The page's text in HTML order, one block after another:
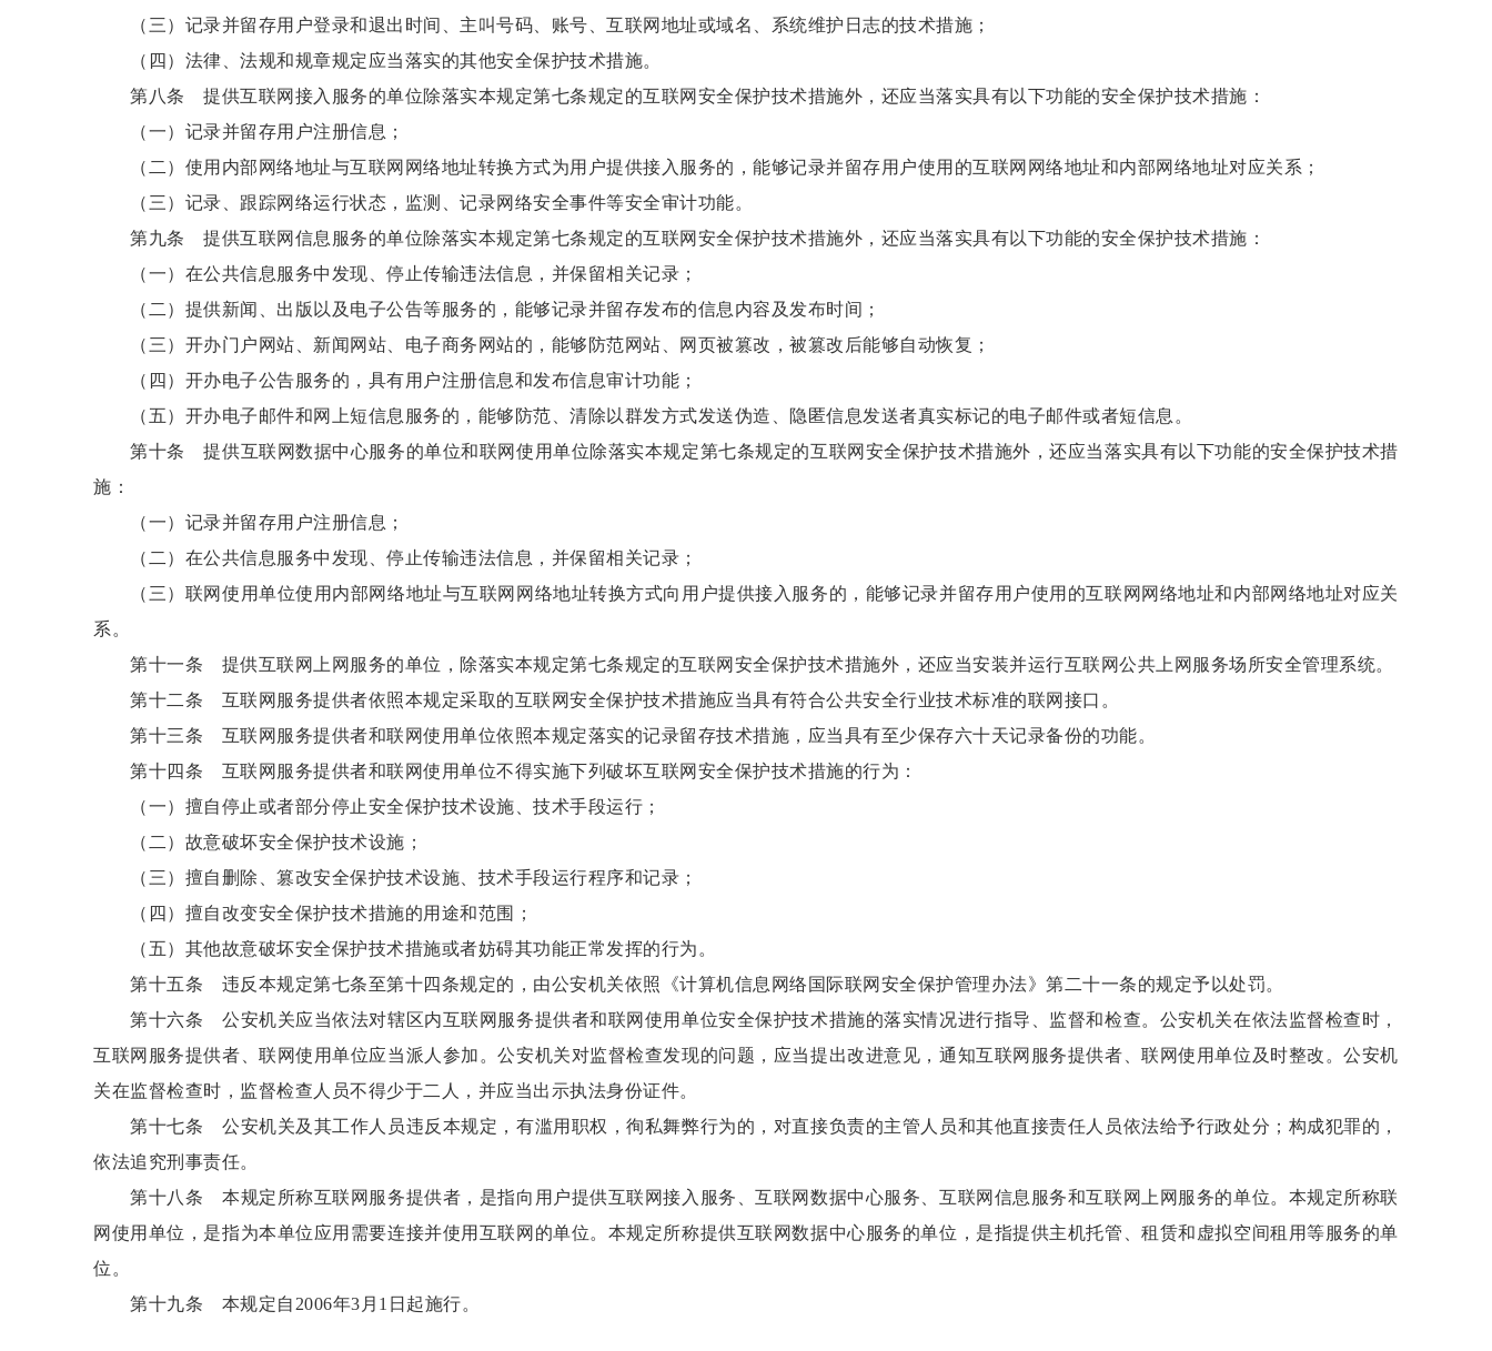
（三）记录并留存用户登录和退出时间、主叫号码、账号、互联网地址或域名、系统维护日志的技术措施；
（四）法律、法规和规章规定应当落实的其他安全保护技术措施。
第八条 提供互联网接入服务的单位除落实本规定第七条规定的互联网安全保护技术措施外，还应当落实具有以下功能的安全保护技术措施：
（一）记录并留存用户注册信息；
（二）使用内部网络地址与互联网网络地址转换方式为用户提供接入服务的，能够记录并留存用户使用的互联网网络地址和内部网络地址对应关系；
（三）记录、跟踪网络运行状态，监测、记录网络安全事件等安全审计功能。
第九条 提供互联网信息服务的单位除落实本规定第七条规定的互联网安全保护技术措施外，还应当落实具有以下功能的安全保护技术措施：
（一）在公共信息服务中发现、停止传输违法信息，并保留相关记录；
（二）提供新闻、出版以及电子公告等服务的，能够记录并留存发布的信息内容及发布时间；
（三）开办门户网站、新闻网站、电子商务网站的，能够防范网站、网页被篡改，被篡改后能够自动恢复；
（四）开办电子公告服务的，具有用户注册信息和发布信息审计功能；
（五）开办电子邮件和网上短信息服务的，能够防范、清除以群发方式发送伪造、隐匿信息发送者真实标记的电子邮件或者短信息。
第十条 提供互联网数据中心服务的单位和联网使用单位除落实本规定第七条规定的互联网安全保护技术措施外，还应当落实具有以下功能的安全保护技术措
施：
（一）记录并留存用户注册信息；
（二）在公共信息服务中发现、停止传输违法信息，并保留相关记录；
（三）联网使用单位使用内部网络地址与互联网网络地址转换方式向用户提供接入服务的，能够记录并留存用户使用的互联网网络地址和内部网络地址对应关
系。
第十一条 提供互联网上网服务的单位，除落实本规定第七条规定的互联网安全保护技术措施外，还应当安装并运行互联网公共上网服务场所安全管理系统。
第十二条 互联网服务提供者依照本规定采取的互联网安全保护技术措施应当具有符合公共安全行业技术标准的联网接口。
第十三条 互联网服务提供者和联网使用单位依照本规定落实的记录留存技术措施，应当具有至少保存六十天记录备份的功能。
第十四条 互联网服务提供者和联网使用单位不得实施下列破坏互联网安全保护技术措施的行为：
（一）擅自停止或者部分停止安全保护技术设施、技术手段运行；
（二）故意破坏安全保护技术设施；
（三）擅自删除、篡改安全保护技术设施、技术手段运行程序和记录；
（四）擅自改变安全保护技术措施的用途和范围；
（五）其他故意破坏安全保护技术措施或者妨碍其功能正常发挥的行为。
第十五条 违反本规定第七条至第十四条规定的，由公安机关依照《计算机信息网络国际联网安全保护管理办法》第二十一条的规定予以处罚。
第十六条 公安机关应当依法对辖区内互联网服务提供者和联网使用单位安全保护技术措施的落实情况进行指导、监督和检查。公安机关在依法监督检查时，
互联网服务提供者、联网使用单位应当派人参加。公安机关对监督检查发现的问题，应当提出改进意见，通知互联网服务提供者、联网使用单位及时整改。公安机
关在监督检查时，监督检查人员不得少于二人，并应当出示执法身份证件。
第十七条 公安机关及其工作人员违反本规定，有滥用职权，徇私舞弊行为的，对直接负责的主管人员和其他直接责任人员依法给予行政处分；构成犯罪的，
依法追究刑事责任。
第十八条 本规定所称互联网服务提供者，是指向用户提供互联网接入服务、互联网数据中心服务、互联网信息服务和互联网上网服务的单位。本规定所称联
网使用单位，是指为本单位应用需要连接并使用互联网的单位。本规定所称提供互联网数据中心服务的单位，是指提供主机托管、租赁和虚拟空间租用等服务的单
位。
第十九条 本规定自2006年3月1日起施行。